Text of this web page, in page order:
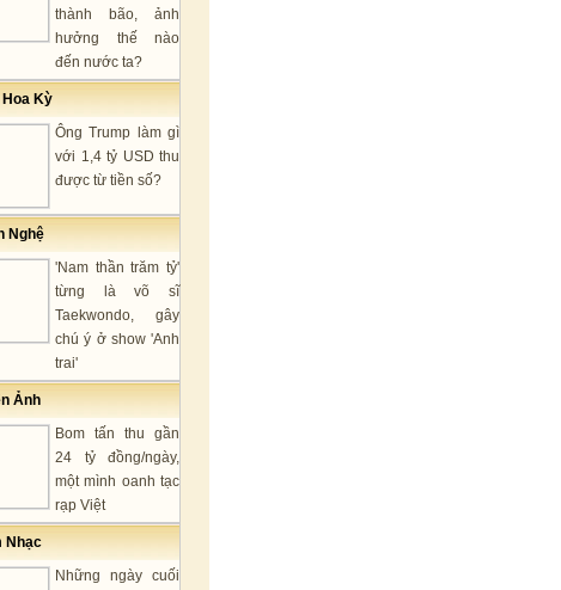
thành bão, ảnh
hưởng thế nào
đến nước ta?
Kỳ
Ông Trump làm gì
với 1,4 tỷ USD thu
được từ tiền số?
Nghệ
'Nam thần trăm tỷ'
từng là võ sĩ
Taekwondo, gây
chú ý ở show 'Anh
trai'
Ảnh
Bom tấn thu gần
24 tỷ đồng/ngày,
một mình oanh tạc
rạp Việt
Những ngày cuối